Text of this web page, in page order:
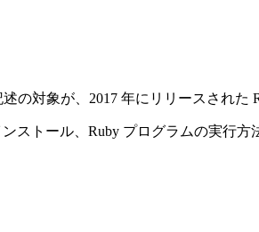
対象が、2017 年にリリースされた
ストール、Ruby プログラムの実行